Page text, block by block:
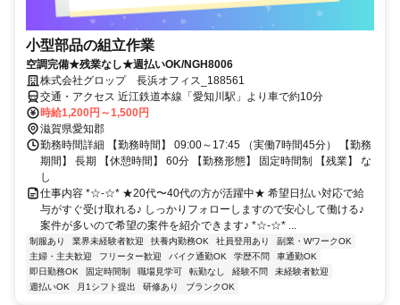
小型部品の組立作業
空調完備★残業なし★週払いOK/NGH8006
株式会社グロップ 長浜オフィス_188561
交通・アクセス 近江鉄道本線「愛知川駅」より車で約10分
時給1,200円～1,500円
滋賀県愛知郡
勤務時間詳細 【勤務時間】 09:00～17:45 （実働7時間45分） 【勤務
期間】 長期 【休憩時間】 60分 【勤務形態】 固定時間制 【残業】 な
し
仕事内容 *☆-☆* ★20代〜40代の方が活躍中★ 希望日払い対応で給
与がすぐ受け取れる♪ しっかりフォローしますので安心して働ける♪
案件が多いので希望の案件を紹介できます♪ *☆-☆* ...
制服あり 業界未経験者歓迎 扶養内勤務OK 社員登用あり
副業・WワークOK
主婦・主夫歓迎
フリーター歓迎 バイク通勤OK 学歴不問
車通勤OK
即日勤務OK
固定時間制 職場見学可 転勤なし 経験不問
未経験者歓迎
週払いOK
月1シフト提出 研修あり ブランクOK